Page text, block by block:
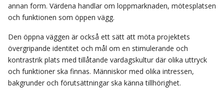
annan form. Värdena handlar om loppmarknaden, mötesplatsen
och funktionen som öppen vägg.
Den öppna väggen är också ett sätt att möta projektets
övergripande identitet och mål om en stimulerande och
kontrastrik plats med tillåtande vardagskultur där olika uttryck
och funktioner ska finnas. Människor med olika intressen,
bakgrunder och förutsättningar ska känna tillhörighet.